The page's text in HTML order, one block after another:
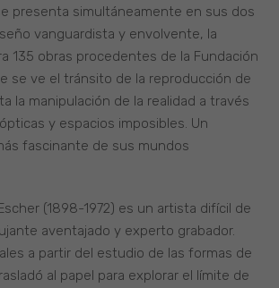
presenta simultáneamente en sus dos
vanguardista y envolvente, la
135 obras procedentes de la Fundación
se ve el tránsito de la reproducción de
la manipulación de la realidad a través
y espacios imposibles. Un
fascinante de sus mundos
(1898-1972) es un artista difícil de
aventajado y experto grabador.
a partir del estudio de las formas de
al papel para explorar el límite de